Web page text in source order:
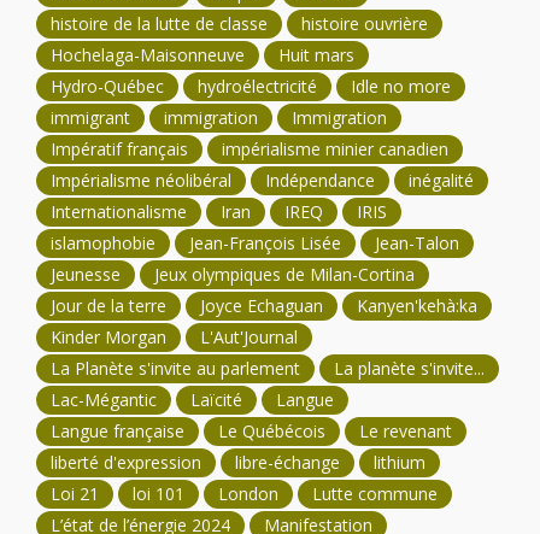
histoire de la lutte de classe
histoire ouvrière
Hochelaga-Maisonneuve
Huit mars
Hydro-Québec
hydroélectricité
Idle no more
immigrant
immigration
Immigration
Impératif français
impérialisme minier canadien
Impérialisme néolibéral
Indépendance
inégalité
Internationalisme
Iran IREQ
IRIS
islamophobie
Jean-François Lisée
Jean-Talon
Jeunesse
Jeux olympiques de Milan-Cortina
Jour de la terre
Joyce Echaguan
Kanyen'kehà:ka
Kinder Morgan
L'Aut'Journal
La Planète s'invite au parlement
La planète s'invite...
Lac-Mégantic
Laïcité
Langue
Langue française
Le Québécois
Le revenant
liberté d'expression
libre-échange
lithium
Loi 21
loi 101 London
Lutte commune
L’état de l’énergie 2024
Manifestation